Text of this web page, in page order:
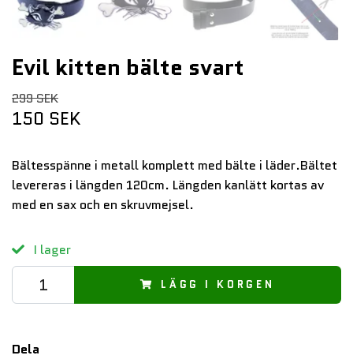
Evil kitten bälte svart
299 SEK
150 SEK
Bältesspänne i metall komplett med bälte i läder.Bältet
levereras i längden 120cm. Längden kanlätt kortas av
med en sax och en skruvmejsel.
I lager
LÄGG I KORGEN
Dela